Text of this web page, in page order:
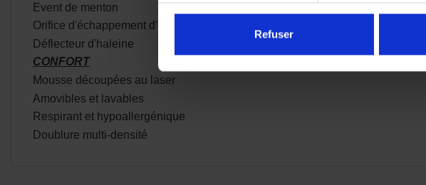
Refuser
Event de menton
Orifice d'échappement d'air à l'arrière
Déflecteur d'haleine
CONFORT
Mousse découpées au laser
Amovibles et lavables
Respirant et hypoallergénique
Doublure multi-densité